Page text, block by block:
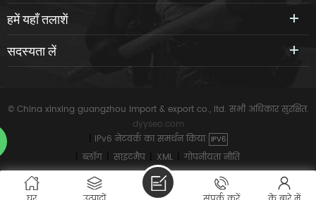
हमें यहाँ तलाशें
सदस्यता लें
© China xinxing guangzhou import & export co., ltd. सभी अधिकार सुरक्षित.
dyyseo.com
IPv6 नेटवर्क का समर्थन किया IPV6
ब्लॉग साइटमैप XML गोपनीयता नीति